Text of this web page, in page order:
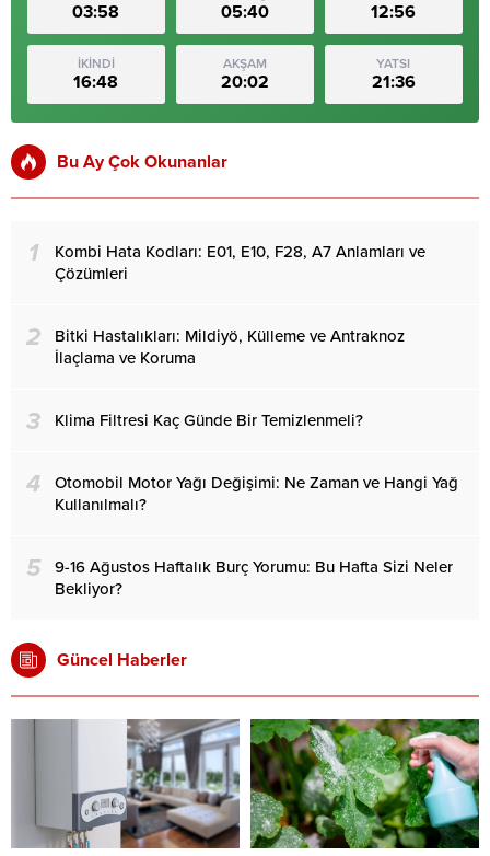
03:58 05:40 12:56
İKİNDİ
16:48
AKŞAM
20:02
YATSI
21:36
Bu Ay Çok Okunanlar
1
Kombi Hata Kodları: E01, E10, F28, A7 Anlamları ve
Çözümleri
2
Bitki Hastalıkları: Mildiyö, Külleme ve Antraknoz
İlaçlama ve Koruma
3 Klima Filtresi Kaç Günde Bir Temizlenmeli?
4
Otomobil Motor Yağı Değişimi: Ne Zaman ve Hangi Yağ
Kullanılmalı?
5
9-16 Ağustos Haftalık Burç Yorumu: Bu Hafta Sizi Neler
Bekliyor?
Güncel Haberler